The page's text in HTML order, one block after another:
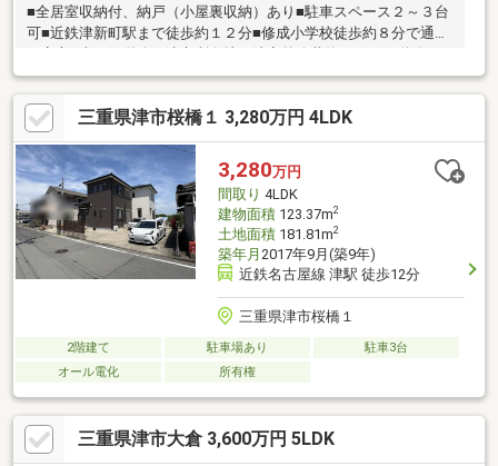
■全居室収納付、納戸（小屋裏収納）あり■駐車スペース２～３台
可■近鉄津新町駅まで徒歩約１２分■修成小学校徒歩約８分で通学
すが、 認定道路ではありません。※建築基準法上の道路ではな
く、通路としての扱いとなります。 再建築の際には、建基法第
４３条第２項第二号許可の要件が 必要となります（セットバッ
ク要）。
三重県津市桜橋１ 3,280万円 4LDK
3,280万円
間取り 4LDK
建物面積123.37m2
土地面積181.81m2
築年月 2017年9月(築9年)
近鉄名古屋線 津駅 徒歩12分
三重県津市桜橋１
2階建て 駐車場あり
駐車3台
オール電化
所有権
三重県津市大倉 3,600万円 5LDK